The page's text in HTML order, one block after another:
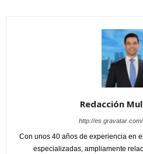
Redacción
http://
Con unos 40 años de experiencia en
especializadas, ampliamente